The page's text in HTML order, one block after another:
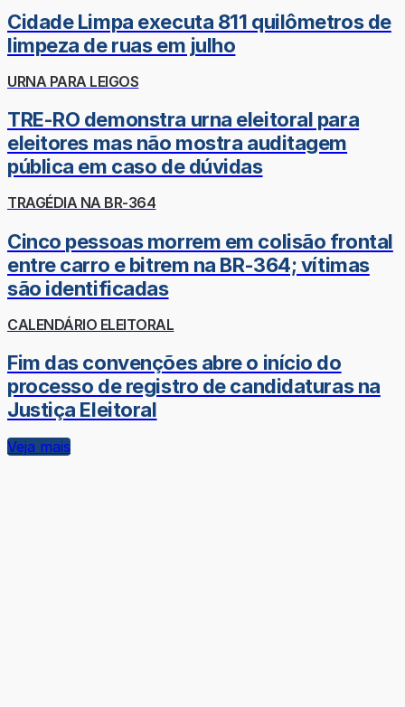
Cidade Limpa executa 811 quilômetros de
limpeza de ruas em julho
URNA PARA LEIGOS
TRE-RO demonstra urna eleitoral para
eleitores mas não mostra auditagem
pública em caso de dúvidas
TRAGÉDIA NA BR-364
Cinco pessoas morrem em colisão frontal
entre carro e bitrem na BR-364; vítimas
são identificadas
CALENDÁRIO ELEITORAL
Fim das convenções abre o início do
processo de registro de candidaturas na
Justiça Eleitoral
Veja mais